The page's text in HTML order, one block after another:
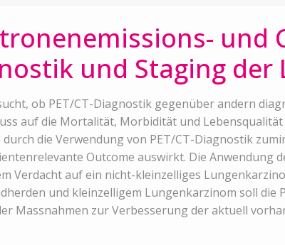
und
und Staging
ob PET/CT-Diagnostik gegenüber andern
auf die Mortalität, Morbidität und
die Verwendung von PET/CT-Diagnostik
Outcome auswirkt. Die Anwendung
Verdacht auf ein nicht-kleinzelliges
und kleinzelligem Lungenkarzinom soll die
Massnahmen zur Verbesserung der aktuell